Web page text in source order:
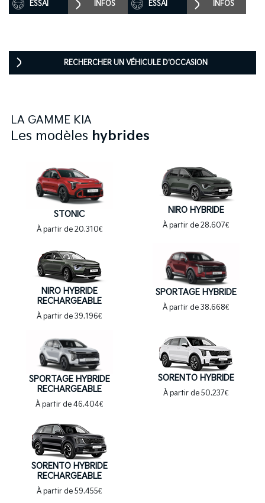
ESSAI INFOS ESSAI INFOS
RECHERCHER UN VÉHICULE D'OCCASION
LA GAMME KIA
Les modèles hybrides
STONIC
À partir de 20.310€
NIRO HYBRIDE
À partir de 28.607€
NIRO HYBRIDE
RECHARGEABLE
À partir de 39.196€
SPORTAGE HYBRIDE
À partir de 38.668€
SPORTAGE HYBRIDE
RECHARGEABLE
À partir de 46.404€
SORENTO HYBRIDE
À partir de 50.237€
SORENTO HYBRIDE
RECHARGEABLE
À partir de 59.455€